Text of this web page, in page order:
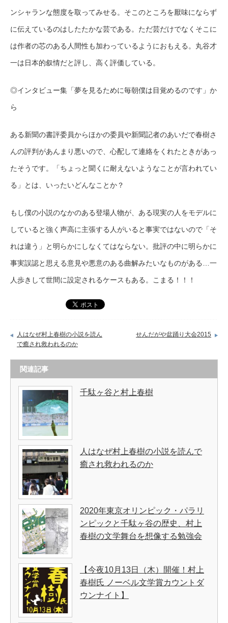
ンシャランな態度を取ってみせる。そこのところを厭味にならず
に伝えているのはしたたかな芸である。ただ芸だけでなくそこに
は作者の芯のある人間性も加わっているようにおもえる。丸谷才
一は日本的叙情だと評し、高く評価している。
◎インタビュー集「夢を見るために毎朝僕は目覚めるのです」か
ら
ある新聞の書評委員からほかの委員や新聞記者のあいだで春樹さ
んの評判があんまり悪いので、心配して連絡をくれたときがあっ
たそうです。「ちょっと聞くに耐えないようなことが言われてい
る」とは、いったいどんなことか？
もし僕の小説のなかのある登場人物が、ある現実の人をモデルに
していると強く声高に主張する人がいると事実ではないので「そ
れは違う」と明らかにしなくてはならない。批評の中に明らかに
事実誤認と思える意見や悪意のある曲解みたいなものがある…一
人歩きして世間に設定されるケースもある。こまる！！！
人はなぜ村上春樹の小説を読ん
で癒され救われるのか
せんだがや盆踊り大会2015
関連記事
千駄ヶ谷と村上春樹
人はなぜ村上春樹の小説を読んで
癒され救われるのか
2020年東京オリンピック・パラリ
ンピックと千駄ヶ谷の歴史、村上
春樹の文学舞台を想像する勉強会
【今夜10月13日（木）開催！村上
春樹氏 ノーベル文学賞カウントダ
ウンナイト】